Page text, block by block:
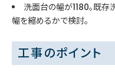
洗面台の幅が1180。既存
幅を縮めるかで検討。
工事のポイント